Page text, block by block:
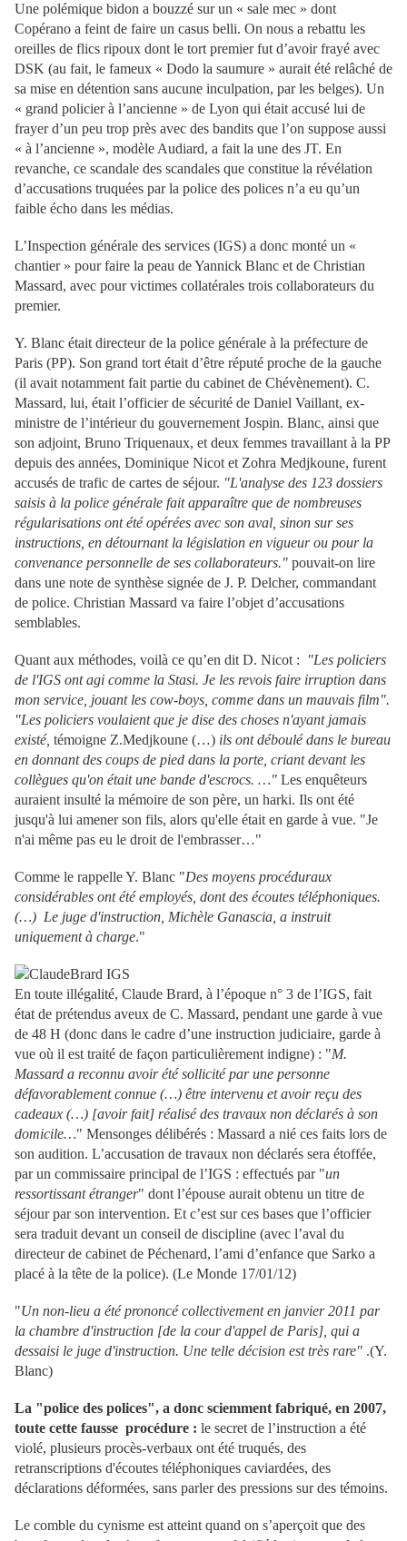
Une polémique bidon a bouzzé sur un « sale mec » dont
Copérano a feint de faire un casus belli. On nous a rebattu les
oreilles de flics ripoux dont le tort premier fut d’avoir frayé avec
DSK (au fait, le fameux « Dodo la saumure » aurait été relâché de
sa mise en détention sans aucune inculpation, par les belges). Un
« grand policier à l’ancienne » de Lyon qui était accusé lui de
frayer d’un peu trop près avec des bandits que l’on suppose aussi
« à l’ancienne », modèle Audiard, a fait la une des JT. En
revanche, ce scandale des scandales que constitue la révélation
d’accusations truquées par la police des polices n’a eu qu’un
faible écho dans les médias.
L’Inspection générale des services (IGS) a donc monté un «
chantier » pour faire la peau de Yannick Blanc et de Christian
Massard, avec pour victimes collatérales trois collaborateurs du
premier.
Y. Blanc était directeur de la police générale à la préfecture de
Paris (PP). Son grand tort était d’être réputé proche de la gauche
(il avait notamment fait partie du cabinet de Chévènement). C.
Massard, lui, était l’officier de sécurité de Daniel Vaillant, ex-
ministre de l’intérieur du gouvernement Jospin. Blanc, ainsi que
son adjoint, Bruno Triquenaux, et deux femmes travaillant à la PP
depuis des années, Dominique Nicot et Zohra Medjkoune, furent
accusés de trafic de cartes de séjour. "L'analyse des 123 dossiers
saisis à la police générale fait apparaître que de nombreuses
régularisations ont été opérées avec son aval, sinon sur ses
instructions, en détournant la législation en vigueur ou pour la
convenance personnelle de ses collaborateurs." pouvait-on lire
dans une note de synthèse signée de J. P. Delcher, commandant
de police. Christian Massard va faire l’objet d’accusations
semblables.
Quant aux méthodes, voilà ce qu’en dit D. Nicot :
"Les policiers
de l'IGS ont agi comme la Stasi. Je les revois faire irruption dans
mon service, jouant les cow-boys, comme dans un mauvais film".
"Les policiers voulaient que je dise des choses n'ayant jamais
existé, témoigne Z.Medjkoune (…) ils ont déboulé dans le bureau
en donnant des coups de pied dans la porte, criant devant les
collègues qu'on était une bande d'escrocs. …" Les enquêteurs
auraient insulté la mémoire de son père, un harki. Ils ont été
jusqu'à lui amener son fils, alors qu'elle était en garde à vue. "Je
n'ai même pas eu le droit de l'embrasser…"
Comme le rappelle Y. Blanc "Des moyens procéduraux
considérables ont été employés, dont des écoutes téléphoniques.
(…) Le juge d'instruction, Michèle Ganascia, a instruit
uniquement à charge."
En toute illégalité, Claude Brard, à l’époque n° 3 de l’IGS, fait
état de prétendus aveux de C. Massard, pendant une garde à vue
de 48 H (donc dans le cadre d’une instruction judiciaire, garde à
vue où il est traité de façon particulièrement indigne) : "M.
Massard a reconnu avoir été sollicité par une personne
défavorablement connue (…) être intervenu et avoir reçu des
cadeaux (…) [avoir fait] réalisé des travaux non déclarés à son
domicile…" Mensonges délibérés : Massard a nié ces faits lors de
son audition. L’accusation de travaux non déclarés sera étoffée,
par un commissaire principal de l’IGS : effectués par "un
ressortissant étranger" dont l’épouse aurait obtenu un titre de
séjour par son intervention. Et c’est sur ces bases que l’officier
sera traduit devant un conseil de discipline (avec l’aval du
directeur de cabinet de Péchenard, l’ami d’enfance que Sarko a
placé à la tête de la police). (Le Monde 17/01/12)
"Un non-lieu a été prononcé collectivement en janvier 2011 par
la chambre d'instruction [de la cour d'appel de Paris], qui a
dessaisi le juge d'instruction. Une telle décision est très rare" .(Y.
Blanc)
La "police des polices", a donc sciemment fabriqué, en 2007,
toute cette fausse procédure : le secret de l’instruction a été
violé, plusieurs procès-verbaux ont été truqués, des
retranscriptions d'écoutes téléphoniques caviardées, des
déclarations déformées, sans parler des pressions sur des témoins.
Le comble du cynisme est atteint quand on s’aperçoit que des